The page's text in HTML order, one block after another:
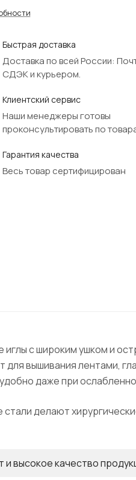
Быстрая доставка
Доставка по всей России:
СДЭК и курьером.
Клиентский сервис
Наши менеджеры готовы
проконсультировать по
Гарантия качества
Весь товар сертифицирован
с широким ушком и
вышивания лентами,
даже при
делают
высокое качество